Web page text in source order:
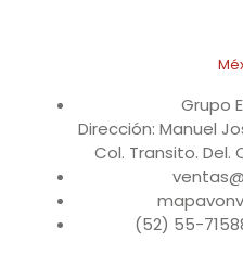
Grupo
Dirección: Manuel
Col. Transito. Del.
(52) 55-